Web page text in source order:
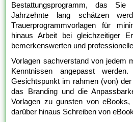
Bestattungsprogramm, das
Jahrzehnte lang schätzen
Trauerprogrammvorlagen für
hinaus Arbeit bei gleichzeitiger
bemerkenswerten und
Vorlagen sachverstand von jedem
Kenntnissen angepasst
Gesichtspunkt im rahmen (von)
das Branding und die
Vorlagen zu gunsten von
darüber hinaus Schreiben von